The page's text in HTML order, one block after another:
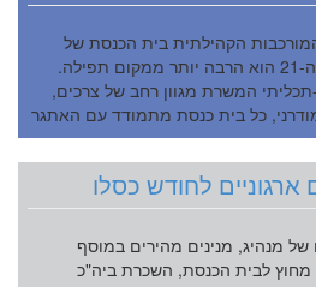
הקהילתית בית הכנסת של
המאה ה-21 הוא הרבה יותר ממקום תפילה.
המשרת מגוון רחב של צרכים,
כל בית כנסת מתמודד עם האתגר
ארגוניים לחודש כסלו
של מנהיג, מנינים מהירים במוסף
מחוץ לבית הכנסת, השכרת ביה"כ